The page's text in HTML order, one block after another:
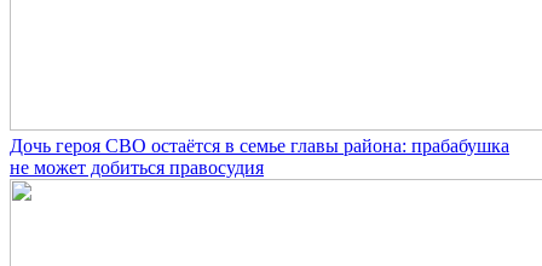
Дочь героя СВО остаётся в семье главы района: прабабушка
не может добиться правосудия